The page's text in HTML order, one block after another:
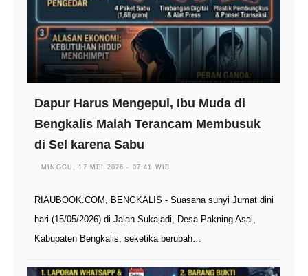
Dapur Harus Mengepul, Ibu Muda di
Bengkalis Malah Terancam Membusuk
di Sel karena Sabu
MINGGU, 17 MEI 2026 - 07:41 WIB
RIAUBOOK.COM, BENGKALIS - Suasana sunyi Jumat dini
hari (15/05/2026) di Jalan Sukajadi, Desa Pakning Asal,
Kabupaten Bengkalis, seketika berubah…